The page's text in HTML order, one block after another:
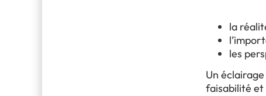
la
les
Un
faisabilité et